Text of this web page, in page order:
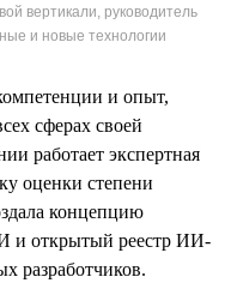
вертикали, руководитель
и новые технологии
и опыт,
сферах своей
работает экспертная
оценки степени
концепцию
и открытый реестр ИИ-
разработчиков.